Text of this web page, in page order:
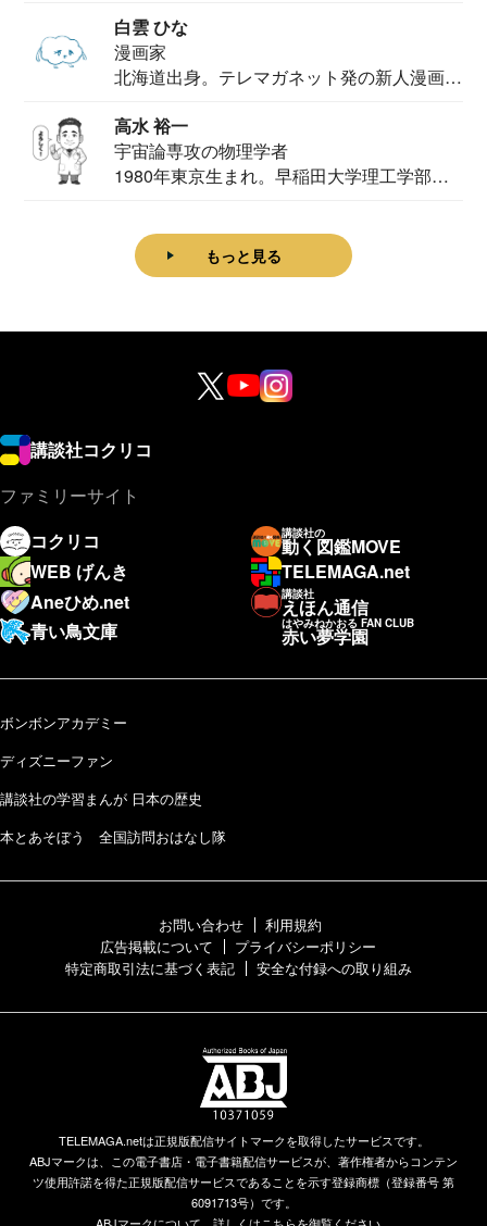
白雲 ひな
漫画家
北海道出身。テレマガネット発の新人漫画
高水 裕一
宇宙論専攻の物理学者
1980年東京生まれ。早稲田大学理工学部物
もっと見る
講談社コクリコ
ファミリーサイト
コクリコ
講談社の
動く図鑑MOVE
WEB げんき
TELEMAGA.net
Aneひめ.net
講談社
えほん通信
青い鳥文庫
はやみねかおる FAN CLUB
赤い夢学園
ボンボンアカデミー
ディズニーファン
講談社の学習まんが 日本の歴史
本とあそぼう 全国訪問おはなし隊
お問い合わせ
利用規約
広告掲載について
プライバシーポリシー
特定商取引法に基づく表記
安全な付録への取り組み
TELEMAGA.netは正規版配信サイトマークを取得したサービスです。
ABJマークは、この電子書店・電子書籍配信サービスが、著作権者からコンテン
ツ使用許諾を得た正規版配信サービスであることを示す登録商標（登録番号 第
6091713号）です。